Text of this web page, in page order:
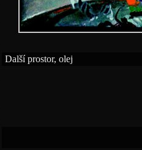
Další prostor, olej